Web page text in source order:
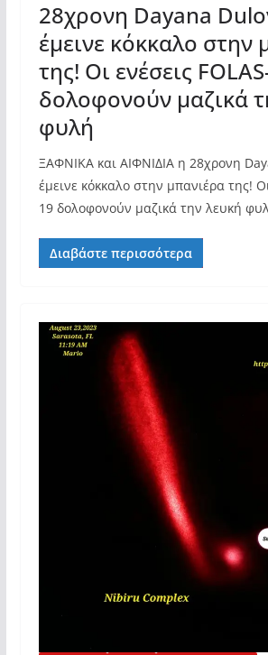
28χρονη Dayana
έμεινε κόκκαλο στην
της! Οι ενέσεις
δολοφονούν μαζικά
φυλή
ΞΑΦΝΙΚΑ και ΑΙΦΝΙΔΙΑ η 28χρονη
έμεινε κόκκαλο στην μπανιέρα της!
19 δολοφονούν μαζικά την λευκή
Διαβάστε περισσότερα